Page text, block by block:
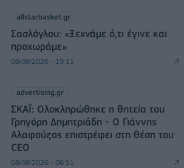
allstarbasket.gr
Σασλόγλου: «Ξεχνάμε ό,τι έγινε και
προχωράμε»
08/08/2026 - 19:11
advertising.gr
ΣΚΑΪ: Ολοκληρώθηκε η θητεία του
Γρηγόρη Δημητριάδη - Ο Γιάννης
Αλαφούζος επιστρέφει στη θέση του
CEO
08/08/2026 - 06:51